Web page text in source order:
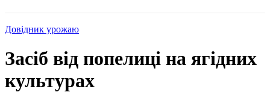
Довідник урожаю
Засіб від попелиці на ягідних
культурах